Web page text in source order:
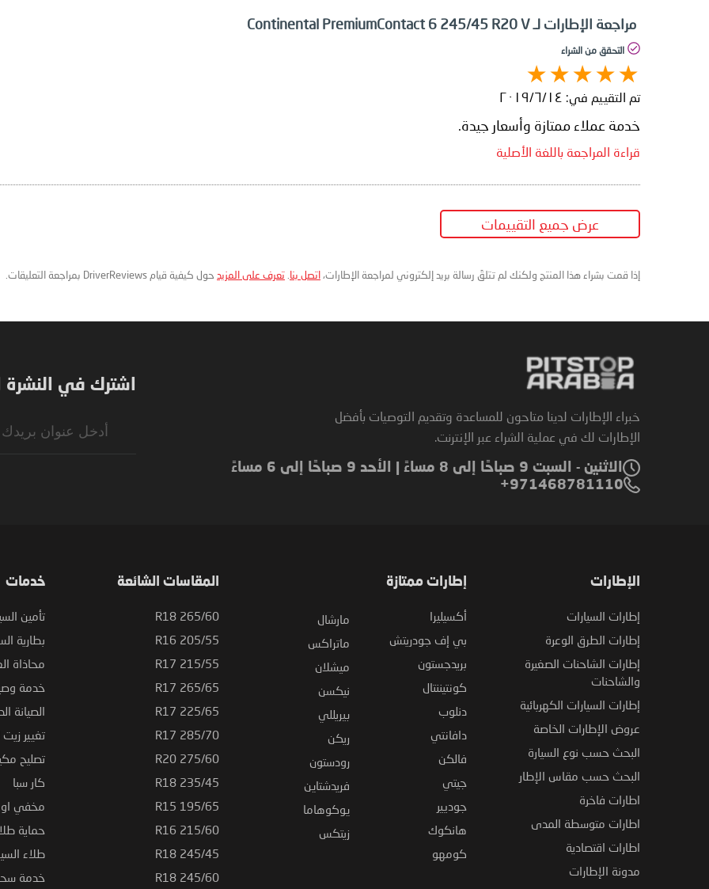
مراجعة الإطارات لـ Continental PremiumContact 6 245/45 R20 V
التحقق من الشراء
تم التقييم في: ١٤‏/٦‏/٢٠١٩
خدمة عملاء ممتازة وأسعار جيدة.
قراءة المراجعة باللغة الأصلية
عرض جميع التقييمات
إذا قمت بشراء هذا المنتج ولكنك لم تتلقَ رسالة بريد إلكتروني لمراجعة الإطارات، اتصل بنا تعرف على المزيد حول كيفية قيام DriverReviews بمراجعة التعليقات.
خبراء الإطارات لدينا متاحون للمساعدة وتقديم التوصيات بأفضل
الإطارات لك في عملية الشراء عبر الإنترنت.
الاثنين - السبت 9 صباحًا إلى 8 مساءً | الأحد 9 صباحًا إلى 6 مساءً
971468781110+
اشترك في النشرة
الإطارات
إطارات السيارات
إطارات الطرق الوعرة
إطارات الشاحنات الصغيرة
والشاحنات
إطارات السيارات الكهربائية
عروض الإطارات الخاصة
البحث حسب نوع السيارة
البحث حسب مقاس الإطار
اطارات فاخرة
اطارات متوسطة المدى
اطارات اقتصادية
مدونة الإطارات
إطارات ممتازة
أكسيليرا
بي إف جودريتش
بريدجستون
كونتيننتال
دنلوب
دافانتي
فالكن
جيتي
جوديير
هانكوك
كومهو
مارشال
ماتراكس
ميشلان
نيكسن
بيريللي
ريكن
رودستون
فريدشتاين
يوكوهاما
زيتكس
المقاسات الشائعة
265/60 R18
205/55 R16
215/55 R17
265/65 R17
225/65 R17
285/70 R17
275/60 R20
235/45 R18
195/65 R15
215/60 R16
245/45 R18
245/60 R18
خدمات
تأمين
بطارية
محاذاة
خدمة
الصيانة
تغيير زيت
تصليح
كار سبا
مخفي او
حماية
طلاء
خدمة